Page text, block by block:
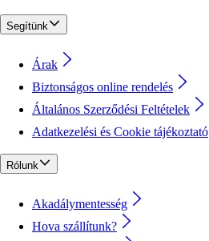
Segítünk
Árak
Biztonságos online rendelés
Általános Szerződési Feltételek
Adatkezelési és Cookie tájékoztató
Rólunk
Akadálymentesség
Hova szállítunk?